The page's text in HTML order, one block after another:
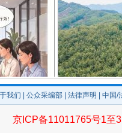
我们 公众采编部 法律声明 | 中国
京ICP备11011765号1至